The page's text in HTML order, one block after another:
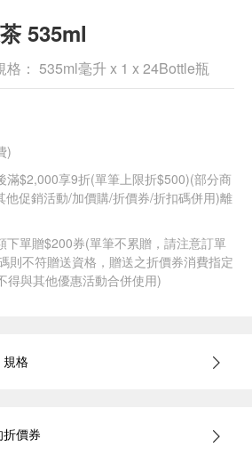
535ml
： 535ml毫升 x 1 x 24Bottle瓶
)
滿$2,000享9折(單筆上限折$500)(部分商
他促銷活動/加價購/折價券/折扣碼併用)離
下單贈$200券(單筆不累贈，請注意訂單
則不符贈送資格，贈送之折價券消費指定
得與其他優惠活動合併使用)
規格
價券